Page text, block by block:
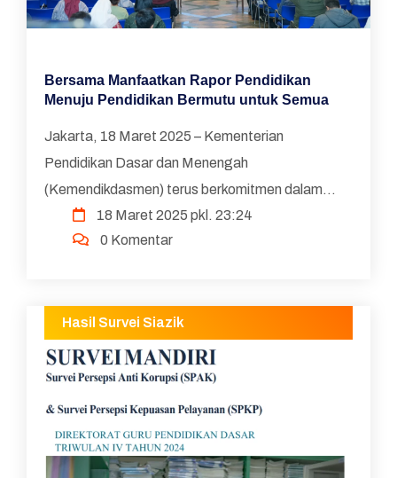
Bersama Manfaatkan Rapor Pendidikan
Menuju Pendidikan Bermutu untuk Semua
Jakarta, 18 Maret 2025 – Kementerian
Pendidikan Dasar dan Menengah
(Kemendikdasmen) terus berkomitmen dalam
meningkatkan kualitas pendidikan di Indonesia
melalui kebijakan berbasis data. Salah s...
18 Maret 2025 pkl. 23:24
0 Komentar
Hasil Survei Siazik